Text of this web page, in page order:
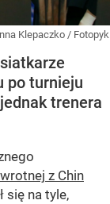
Klepaczko / Fotopyk
po turnieju
trenera
z Chin
się na tyle,